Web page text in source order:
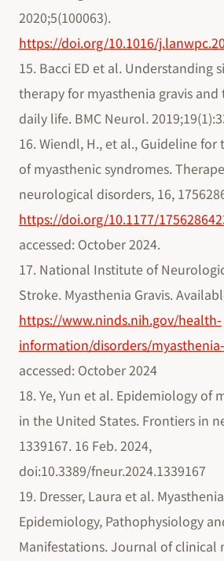
2020;5(100063).
https://doi.org/10.1016/
15. Bacci ED et al. Understanding
therapy for myasthenia gravis
daily life. BMC Neurol.
16. Wiendl, H., et al., Guideline
of myasthenic syndromes.
neurological disorders, 16,
https://doi.org/10.1177/
accessed: October 2024.
17. National Institute of
Stroke. Myasthenia Gravis.
https://www.ninds.nih.gov/health-
information/disorders/
accessed: October 2024
18. Ye, Yun et al. Epidemiology of
in the United States. Frontiers in
1339167. 16 Feb. 2024,
doi:10.3389/fneur.2024.1339167
19. Dresser, Laura et al.
Epidemiology, Pathophysiology
Manifestations. Journal of clinical